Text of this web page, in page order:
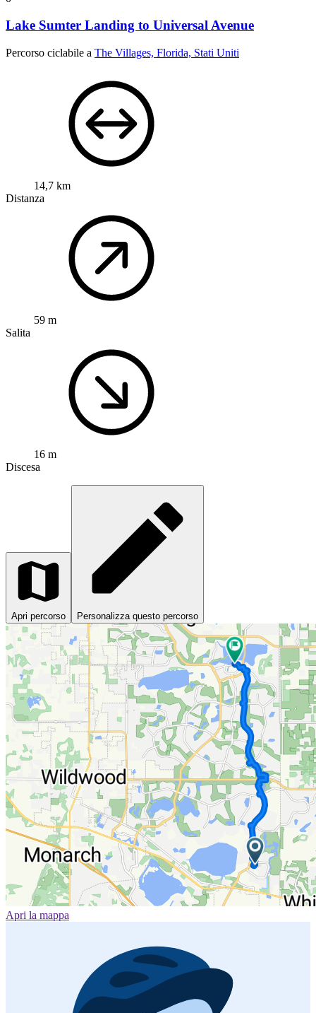
Lake Sumter Landing to Universal Avenue
Percorso ciclabile a The Villages, Florida, Stati Uniti
14,7 km
Distanza
59 m
Salita
16 m
Discesa
Apri percorso Personalizza questo percorso
Apri la mappa